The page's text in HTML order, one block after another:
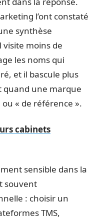
l’ont constaté
synthèse
visite moins de
les noms qui
et il bascule plus
quand une marque
« de référence ».
cabinets
sensible dans la
souvent
: choisir un
TMS,